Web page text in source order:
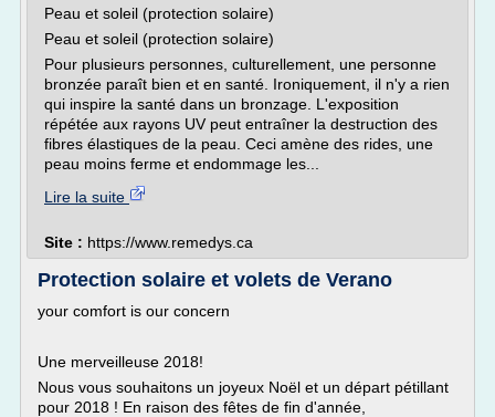
Peau et soleil (protection solaire)
Peau et soleil (protection solaire)
Pour plusieurs personnes, culturellement, une personne
bronzée paraît bien et en santé. Ironiquement, il n'y a rien
qui inspire la santé dans un bronzage. L'exposition
répétée aux rayons UV peut entraîner la destruction des
fibres élastiques de la peau. Ceci amène des rides, une
peau moins ferme et endommage les...
Lire la suite
Site : https://www.remedys.ca
Protection solaire et volets de Verano
your comfort is our concern
Une merveilleuse 2018!
Nous vous souhaitons un joyeux Noël et un départ pétillant
pour 2018 ! En raison des fêtes de fin d'année,